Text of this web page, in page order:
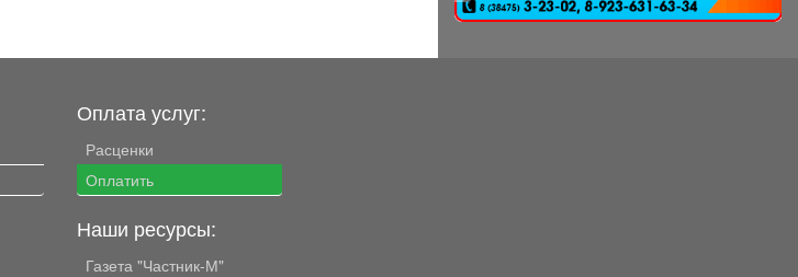
Оплата услуг:
Расценки
Оплатить
Наши ресурсы:
Газета "Частник-М"